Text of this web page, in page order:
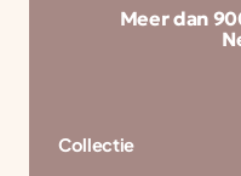
Meer dan
Collectie